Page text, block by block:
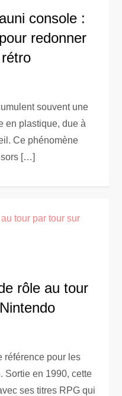
console :
redonner
souvent une
en plastique, due à
Ce phénomène
[…]
rôle au tour
référence pour les
Sortie en 1990, cette
ses titres RPG qui